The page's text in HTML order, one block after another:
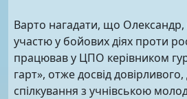
Варто нагадати, що
участю у бойових діях проти
працював у ЦПО керівником
гарт», отже досвід
спілкування з учнівською